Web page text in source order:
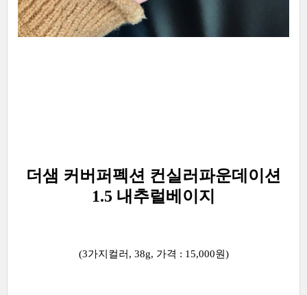
더샘 커버퍼펙션 컨실러파운데이션
1.5 내추럴베이지
(3가지컬러, 38g, 가격 : 15,000원)